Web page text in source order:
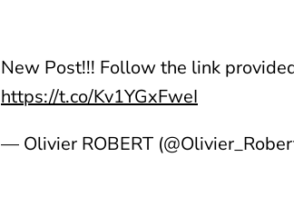
New Post!!! Follow the link
https://t.co/Kv1YGxFweI
— Olivier ROBERT